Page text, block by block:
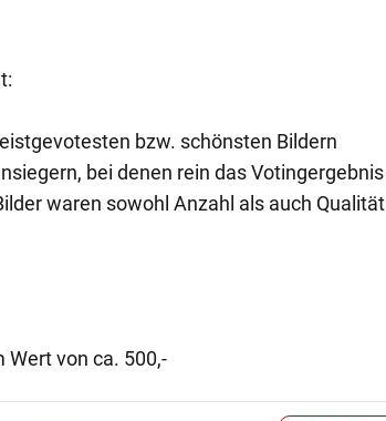
bzw. schönsten Bildern
bei denen rein das Votingergebnis
waren sowohl Anzahl als auch Qualität
von ca. 500,-